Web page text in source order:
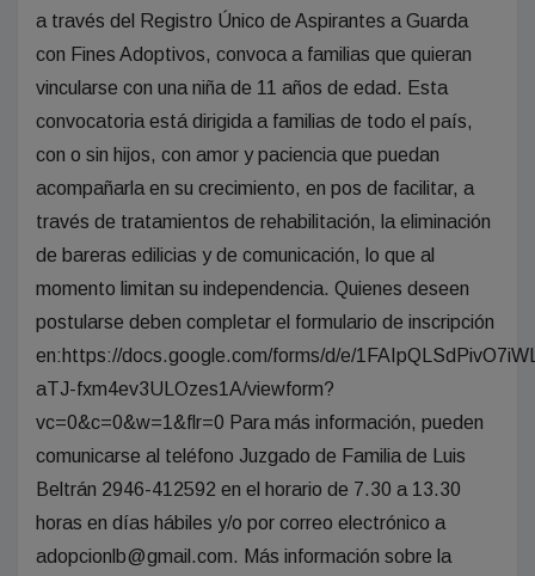
a través del Registro Único de Aspirantes a Guarda
con Fines Adoptivos, convoca a familias que quieran
vincularse con una niña de 11 años de edad. Esta
convocatoria está dirigida a familias de todo el país,
con o sin hijos, con amor y paciencia que puedan
acompañarla en su crecimiento, en pos de facilitar, a
través de tratamientos de rehabilitación, la eliminación
de bareras edilicias y de comunicación, lo que al
momento limitan su independencia. Quienes deseen
postularse deben completar el formulario de inscripción
en:https://docs.google.com/forms/d/e/
aTJ-fxm4ev3ULOzes1A/viewform?
vc=0&c=0&w=1&flr=0 Para más información, pueden
comunicarse al teléfono Juzgado de Familia de Luis
Beltrán 2946-412592 en el horario de 7.30 a 13.30
horas en días hábiles y/o por correo electrónico a
adopcionlb@gmail.com. Más información sobre la